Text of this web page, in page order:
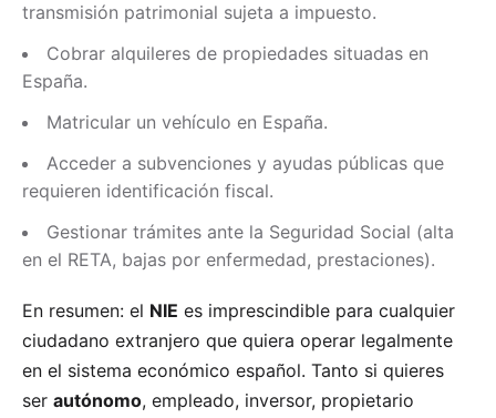
transmisión patrimonial sujeta a impuesto.
Cobrar alquileres de propiedades situadas en
España.
Matricular un vehículo en España.
Acceder a subvenciones y ayudas públicas que
requieren identificación fiscal.
Gestionar trámites ante la Seguridad Social (alta
en el RETA, bajas por enfermedad, prestaciones).
En resumen: el NIE es imprescindible para cualquier
ciudadano extranjero que quiera operar legalmente
en el sistema económico español. Tanto si quieres
ser autónomo, empleado, inversor, propietario